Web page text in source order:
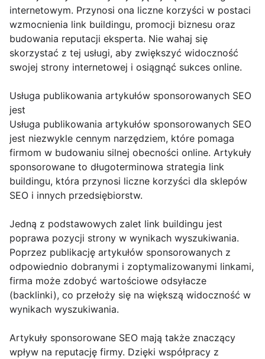
internetowym. Przynosi ona liczne korzyści w postaci
wzmocnienia link buildingu, promocji biznesu oraz
budowania reputacji eksperta. Nie wahaj się
skorzystać z tej usługi, aby zwiększyć widoczność
swojej strony internetowej i osiągnąć sukces online.
Usługa publikowania artykułów sponsorowanych SEO
jest
Usługa publikowania artykułów sponsorowanych SEO
jest niezwykle cennym narzędziem, które pomaga
firmom w budowaniu silnej obecności online. Artykuły
sponsorowane to długoterminowa strategia link
buildingu, która przynosi liczne korzyści dla sklepów
SEO i innych przedsiębiorstw.
Jedną z podstawowych zalet link buildingu jest
poprawa pozycji strony w wynikach wyszukiwania.
Poprzez publikację artykułów sponsorowanych z
odpowiednio dobranymi i zoptymalizowanymi linkami,
firma może zdobyć wartościowe odsyłacze
(backlinki), co przełoży się na większą widoczność w
wynikach wyszukiwania.
Artykuły sponsorowane SEO mają także znaczący
wpływ na reputację firmy. Dzięki współpracy z